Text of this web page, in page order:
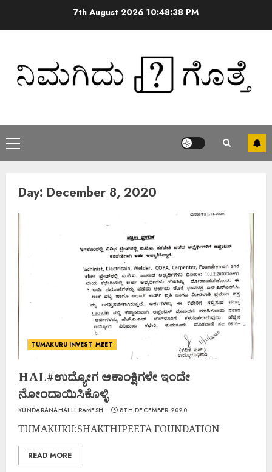
7th August 2026 10:48:39 PM
Day: December 8, 2020
TUMAKURU INVEST MEET
HAL#ಉದ್ಯೋಗ ಆಕಾಂಕ್ಷಿಗಳೇ ಇಂದೇ
ನೋಂದಾಯಿಸಿಕೊಳ್ಳಿ
KUNDARANAHALLI RAMESH 8TH DECEMBER 2020
TUMAKURU:SHAKTHIPEETA FOUNDATION
READ MORE